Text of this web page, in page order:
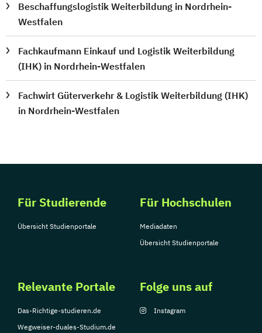
Beschaffungslogistik Weiterbildung in Nordrhein-
Westfalen
Fachkaufmann Einkauf und Logistik Weiterbildung
(IHK) in Nordrhein-Westfalen
Fachwirt Güterverkehr & Logistik Weiterbildung (IHK)
in Nordrhein-Westfalen
Für Studierende
Übersicht Studienportale
Für Hochschulen
Mediadaten
Übersicht Studienportale
Relevante Portale
Das-Richtige-studieren.de
Wegweiser-duales-Studium.de
Folge uns auf
Instagram